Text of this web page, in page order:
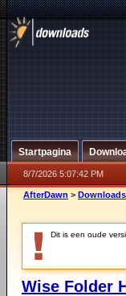
Startpagina
8/7/2026 5:07:42 PM
AfterDawn > Downloads
Dit is een oude
Wise Folder